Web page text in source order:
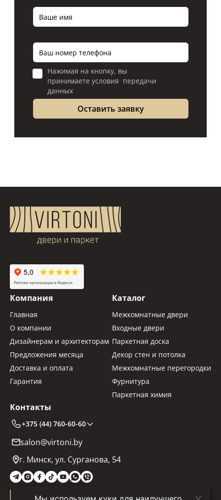
Нажимая на кнопку, вы
принимаете условия передачи
данных
Компания
Главная
О компании
Дизайнерам и архитекторам
Предложения месяца
Доставка и оплата
Гарантия
Каталог
Межкомнатные двери
Входные двери
Паркетная доска
Декор стен и потолка
Межкомнатные перегородки
Фурнитура
Паркетная химия
Контакты
+375 (44) 760-60-60
salon@virtoni.by
г. Минск, ул. Сурганова, 54